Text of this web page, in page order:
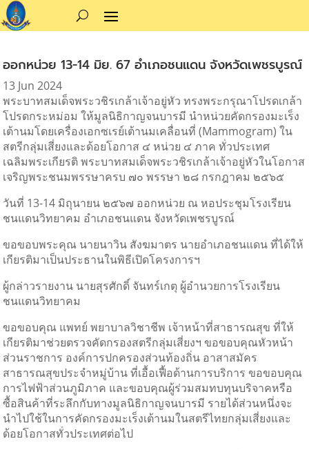
ออกหน่วย 13-14 มิย. 67 อำเภอชนแดน จังหวัดเพชรบูรณ์
13 Jun 2024
พระบาทสมเด็จพระวชิรเกล้าเจ้าอยู่หัว ทรงพระกรุณาโปรดเกล้า
โปรดกระหม่อม ให้มูลนิธิกาญจนบารมี นำหน่วยคัดกรองมะเร็ง
เต้านมโดยเครื่องเอกซเรย์เต้านมเคลื่อนที่ (Mammogram) ใน
สตรีกลุ่มเสี่ยงและด้อยโอกาส ๔ หน่วย ๔ ภาค ทั่วประเทศ
เฉลิมพระเกียรติ พระบาทสมเด็จพระวชิรเกล้าเจ้าอยู่หัวในโอกาส
เจริญพระชนมพรรษาครบ ๗๐ พรรษา ๒๘ กรกฎาคม ๒๕๖๕
วันที่ 13-14 มิถุนายน ๒๕๖๗ ออกหน่วย ณ หอประชุมโรงเรียน
ชนแดนวิทยาคม อำเภอชนแดน จังหวัดเพชรบูรณ์
ขอขอบพระคุณ นายนาวิน สังฆมาตร นายอำเภอชนแดนที่ได้ให้
เกียรติมาเป็นประธานในพิธีเปิดโครงการฯ
ผู้กล่าวรายงาน นายสุรศักดิ์ จันทร์เกตุ ผู้อำนวยการโรงเรียน
ชนแดนวิทยาคม
ขอขอบคุณ แพทย์ พยาบาลวิชาชีพ เจ้าหน้าที่สาธารณสุข ที่ให้
เกียรติมาช่วยตรวจคัดกรองสตรีกลุ่มเสี่ยงฯ ขอขอบคุณหัวหน้า
ส่วนราชการ องค์การปกครองส่วนท้องถิ่น อาสาสมัคร
สาธารณสุขประจำหมู่บ้าน ที่เอื้อเฟื้อด้านการบริการ ขอขอบคุณ
การไฟฟ้าส่วนภูมิภาค และขอบคุณผู้ร่วมสมทบทุนบริจาคหรือ
ซื้อสินค้าที่ระลึกกับทางมูลนิธิกาญจนบารมี รายได้ส่วนหนึ่งจะ
นำไปใช้ในการคัดกรองมะเร็งเต้านมในสตรีไทยกลุ่มเสี่ยงและ
ด้อยโอกาสทั่วประเทศต่อไป